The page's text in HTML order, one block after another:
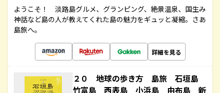
ようこそ！ 淡路島グルメ、グランピング、絶景温泉、国生み
神話など島の人が教えてくれた島の魅力をギュッと凝縮。さあ
島旅へ。
詳細を見る
２０ 地球の歩き方 島旅 石垣島
竹富島 西表島 小浜島 由布島 新